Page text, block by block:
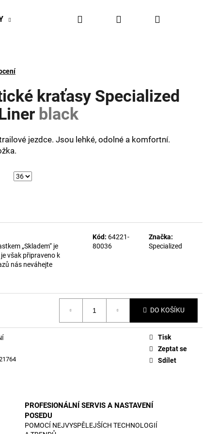
BIKESPORT EVENTY BIKESPORTUL VÝHODY
Hledat PřihlášeníNákupní
kraťasy Specialized
black
jezdce. Jsou lehké, odolné a komfortní.
„Skladem“ je
však připraveno k
nás neváhejte
Kód: 64221-
80036
Značka:
Specialized
DO KOŠÍKU
Tisk
Zeptat se
Sdílet
PROFESIONÁLNÍ SERVIS A NASTAVENÍ
POSEDU
POMOCÍ NEJVYSPĚLEJŠÍCH TECHNOLOGIÍ